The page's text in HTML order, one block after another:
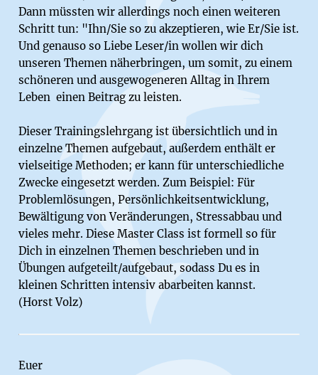
Dann müssten wir allerdings noch einen weiteren
Schritt tun: "Ihn/Sie so zu akzeptieren, wie Er/Sie ist.
Und genauso so Liebe Leser/in wollen wir dich
unseren Themen näherbringen, um somit, zu einem
schöneren und ausgewogeneren Alltag in Ihrem
Leben einen Beitrag zu leisten.
Dieser Trainingslehrgang ist übersichtlich und in
einzelne Themen aufgebaut, außerdem enthält er
vielseitige Methoden; er kann für unterschiedliche
Zwecke eingesetzt werden. Zum Beispiel: Für
Problemlösungen, Persönlichkeitsentwicklung,
Bewältigung von Veränderungen, Stressabbau und
vieles mehr. Diese Master Class ist formell so für
Dich in einzelnen Themen beschrieben und in
Übungen aufgeteilt/aufgebaut, sodass Du es in
kleinen Schritten intensiv abarbeiten kannst.
(Horst Volz)
Euer